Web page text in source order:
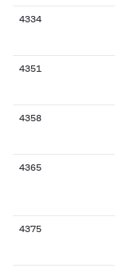
4334
4351
4358
4365
4375